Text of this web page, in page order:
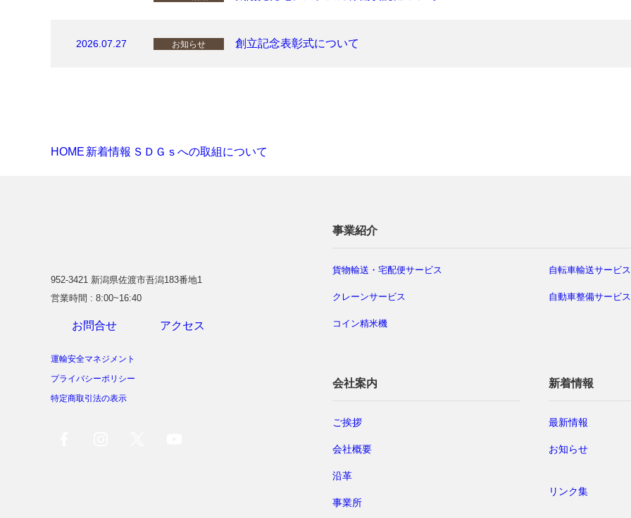
2026.07.27 お知らせ 創立記念表彰式について
HOME 新着情報 ＳＤＧｓへの取組について
952-3421 新潟県佐渡市吾潟183番地1
営業時間 : 8:00~16:40
お問合せ アクセス
運輸安全マネジメント
プライバシーポリシー
特定商取引法の表示
事業紹介
貨物輸送・宅配便サービス
クレーンサービス
コイン精米機
自転車輸送サービス
自動車整備サービス
会社案内
ご挨拶
会社概要
沿革
事業所
新着情報
最新情報
お知らせ
リンク集